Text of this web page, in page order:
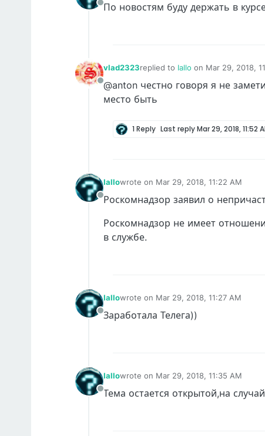
Offline
По новостям буду держать в
Offline
vlad2323replied to Iallo on Mar 29, 2018,
last edited by
@anton честно говоря я не
место быть
1 Reply Last replyMar 29, 2018, 11:52
Offline
Iallowrote on Mar 29, 2018, 11:22 AM
last edited by
Роскомнадзор заявил о
Роскомнадзор не имеет
в службе.
Offline
Iallowrote on Mar 29, 2018, 11:27 AM
last edited by
Заработала Телега))
Offline
Iallowrote on Mar 29, 2018, 11:35 AM
last edited by
Тема остается открытой,на